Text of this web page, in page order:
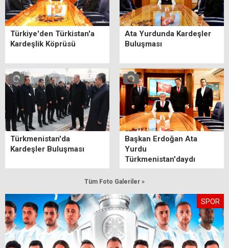
Türkiye'den Türkistan'a
Kardeşlik Köprüsü
Ata Yurdunda Kardeşler
Buluşması
Türkmenistan'da
Kardeşler Buluşması
Başkan Erdoğan Ata
Yurdu
Türkmenistan'daydı
Tüm Foto Galeriler »
SPOR